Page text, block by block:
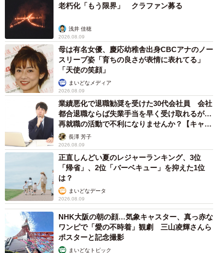
老朽化「もう限界」 クラファン募る
浅井 佳穂
2026.08.09
母は有名女優、慶応幼稚舎出身CBCアナのノー
スリーブ姿「育ちの良さが表情に表れてる」
「天使の笑顔」
まいどなメディア
2026.08.09
業績悪化で退職勧奨を受けた30代会社員 会社
都合退職ならば失業手当を早く受け取れるが…
再就職の活動で不利になりませんか？【キャリ
アカウンセラーが解説】
長澤 芳子
2026.08.09
正直しんどい夏のレジャーランキング、3位
「帰省」、2位「バーベキュー」を抑えた1位
は？
まいどなデータ
2026.08.09
NHK大阪の朝の顔…気象キャスター、真っ赤な
ワンピで「愛の不時着」観劇 三山凌輝さんら
ポスターと記念撮影
まいどなトピック